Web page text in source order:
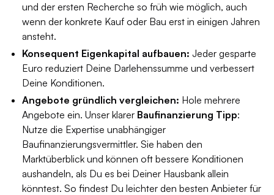
und der ersten Recherche so früh wie möglich, auch
wenn der konkrete Kauf oder Bau erst in einigen Jahren
ansteht.
Konsequent Eigenkapital aufbauen: Jeder gesparte
Euro reduziert Deine Darlehenssumme und verbessert
Deine Konditionen.
Angebote gründlich vergleichen: Hole mehrere
Angebote ein. Unser klarer Baufinanzierung Tipp:
Nutze die Expertise unabhängiger
Baufinanzierungsvermittler. Sie haben den
Marktüberblick und können oft bessere Konditionen
aushandeln, als Du es bei Deiner Hausbank allein
könntest. So findest Du leichter den besten Anbieter für